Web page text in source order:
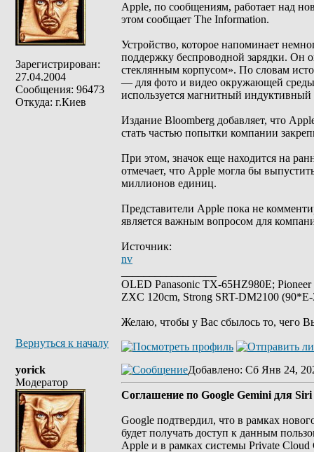
Зарегистрирован:
27.04.2004
Сообщения: 96473
Откуда: г.Киев
Apple, по сообщениям, работает над
этом сообщает The Information.
Устройство, которое напоминает
поддержку беспроводной зарядки. Он
стеклянным корпусом». По словам
— для фото и видео окружающей среды
используется магнитный
Издание Bloomberg добавляет, что
стать частью попытки компании
При этом, значок еще находится на
отмечает, что Apple могла бы
миллионов единиц.
Представители Apple пока не
является важным вопросом для
Источник:
nv
OLED Panasonic TX-65HZ980E;
ZXC 120cm, Strong SRT-DM2100
Желаю, чтобы у Вас сбылось то, чего
Вернуться к началу
yorick
Модератор
Добавлено: Сб Янв 24,
Соглашение по Google Gemini для
Google подтвердил, что в рамках
будет получать доступ к данным
Apple и в рамках системы Private